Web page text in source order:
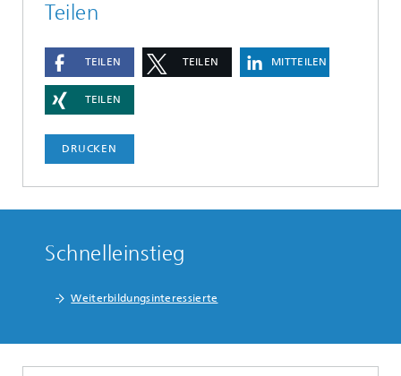
Teilen
TEILEN TEILEN MITTEILEN
TEILEN
DRUCKEN
Schnelleinstieg
Weiterbildungsinteressierte